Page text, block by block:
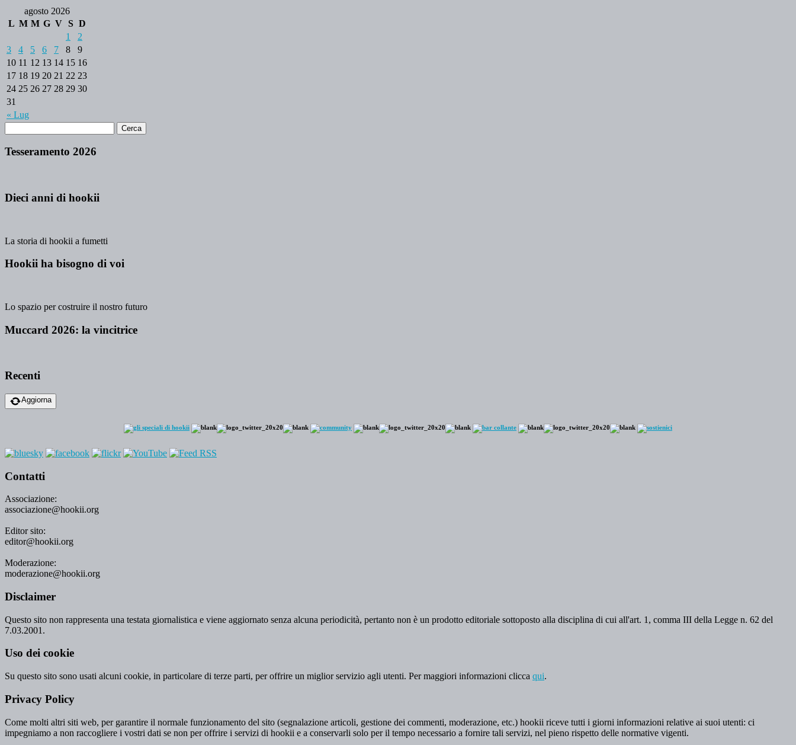
agosto 2026
L M M G V S D
« Lug
1
2
3
4 5 6 7 8
9
10 11 12 13 14 15 16
17 18 19 20 21 22 23
24 25 26 27 28 29 30
31
Tesseramento 2026
Dieci anni di hookii
La storia di hookii a fumetti
Hookii ha bisogno di voi
Lo spazio per costruire il nostro futuro
Muccard 2026: la vincitrice
Recenti
Aggiorna
Contatti
Associazione:
associazione@hookii.org
Editor sito:
editor@hookii.org
Moderazione:
moderazione@hookii.org
Disclaimer
Questo sito non rappresenta una testata giornalistica e viene aggiornato senza alcuna periodicità, pertanto non è un prodotto editoriale sottoposto alla disciplina di cui all'art. 1, comma III della Legge n. 62 del
7.03.2001.
Uso dei cookie
Su questo sito sono usati alcuni cookie, in particolare di terze parti, per offrire un miglior servizio agli utenti. Per maggiori informazioni clicca qui.
Privacy Policy
Come molti altri siti web, per garantire il normale funzionamento del sito (segnalazione articoli, gestione dei commenti, moderazione, etc.) hookii riceve tutti i giorni informazioni relative ai suoi utenti: ci
impegniamo a non raccogliere i vostri dati se non per offrire i servizi di hookii e a conservarli solo per il tempo necessario a fornire tali servizi, nel pieno rispetto delle normative vigenti.